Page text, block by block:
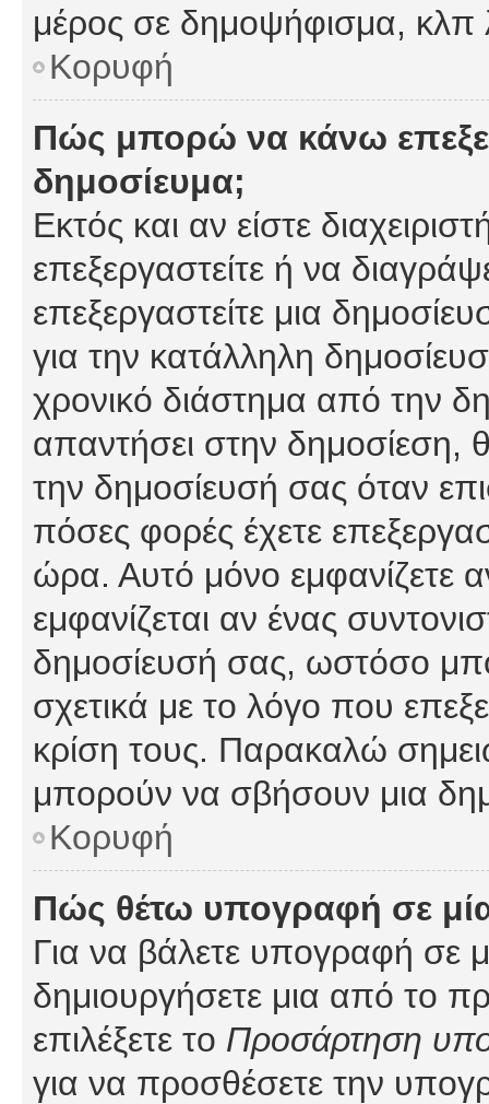
μέρος σε δημοψήφισμα, κλπ
Κορυφή
Πώς μπορώ να κάνω
δημοσίευμα;
Εκτός και αν είστε
επεξεργαστείτε ή να
επεξεργαστείτε μια
για την κατάλληλη
χρονικό διάστημα από την
απαντήσει στην δημοσίεση,
την δημοσίευσή σας όταν
πόσες φορές έχετε
ώρα. Αυτό μόνο εμφανίζετε
εμφανίζεται αν ένας
δημοσίευσή σας, ωστόσο
σχετικά με το λόγο που
κρίση τους. Παρακαλώ
μπορούν να σβήσουν μια
Κορυφή
Πώς θέτω υπογραφή σε
Για να βάλετε υπογραφή σε
δημιουργήσετε μια από το
επιλέξετε το Προσάρτηση
για να προσθέσετε την